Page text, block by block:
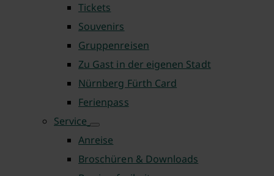
Tickets
Souvenirs
Gruppenreisen
Zu Gast in der eigenen Stadt
Nürnberg Fürth Card
Ferienpass
Service
Anreise
Broschüren & Downloads